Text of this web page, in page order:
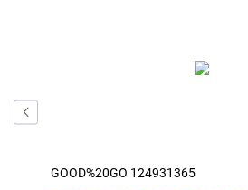
GOOD%20GO 124931365